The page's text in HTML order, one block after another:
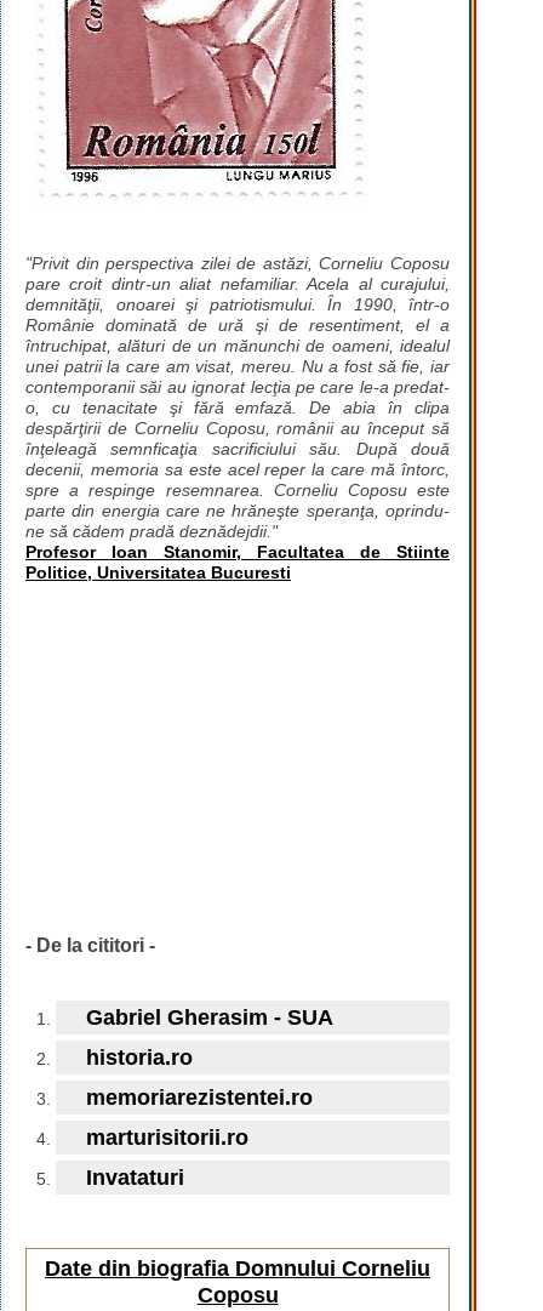
"Privit din perspectiva zilei de astăzi, Corneliu Coposu
pare croit dintr-un aliat nefamiliar. Acela al curajului,
demnităţii, onoarei şi patriotismului. În 1990, într-o
Românie dominată de ură şi de resentiment, el a
întruchipat, alături de un mănunchi de oameni, idealul
unei patrii la care am visat, mereu. Nu a fost să fie, iar
contemporanii săi au ignorat lecţia pe care le-a predat-
o, cu tenacitate şi fără emfază. De abia în clipa
despărţirii de Corneliu Coposu, românii au început să
înţeleagă semnficaţia sacrificiului său. După două
decenii, memoria sa este acel reper la care mă întorc,
spre a respinge resemnarea. Corneliu Coposu este
parte din energia care ne hrăneşte speranţa, oprindu-
ne să cădem pradă deznădejdii."
Profesor Ioan Stanomir, Facultatea de Stiinte
Politice, Universitatea Bucuresti
- De la cititori -
Gabriel Gherasim - SUA
historia.ro
memoriarezistentei.ro
marturisitorii.ro
Invataturi
Date din biografia Domnului Corneliu
Coposu